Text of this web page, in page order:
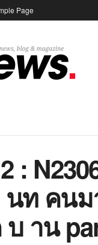
Page
:
ท คนม
าน